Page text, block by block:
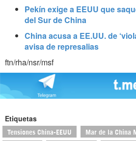
Pekín exige a EEUU que
del Sur de China
China acusa a EE.UU. de
avisa de represalias
ftn/rha/nsr/msf
Etiquetas
Tensiones China-EEUU Mar de la China